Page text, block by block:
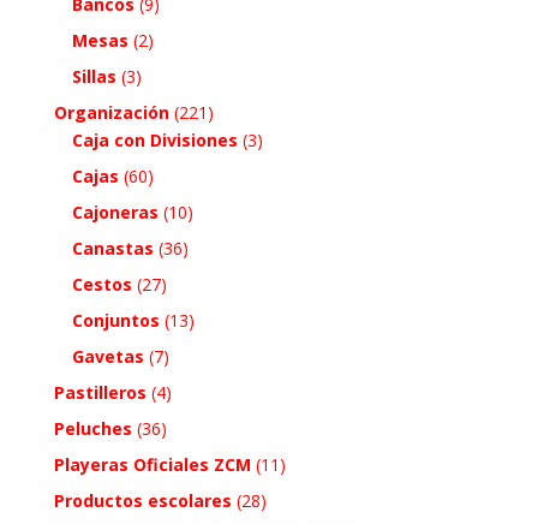
Bancos (9)
Mesas (2)
Sillas (3)
Organización (221)
Caja con Divisiones (3)
Cajas (60)
Cajoneras (10)
Canastas (36)
Cestos (27)
Conjuntos (13)
Gavetas (7)
Pastilleros (4)
Peluches (36)
Playeras Oficiales ZCM (11)
Productos escolares (28)